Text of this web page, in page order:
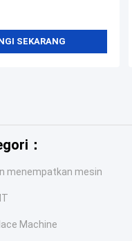
SEKARANG
：
menempatkan mesin
Machine